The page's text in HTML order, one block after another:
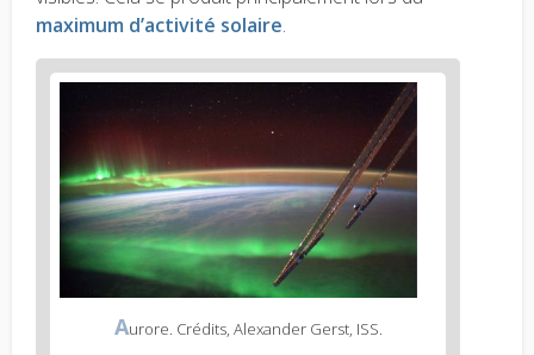
maximum d’activité solaire.
Aurore. Crédits, Alexander Gerst, ISS.